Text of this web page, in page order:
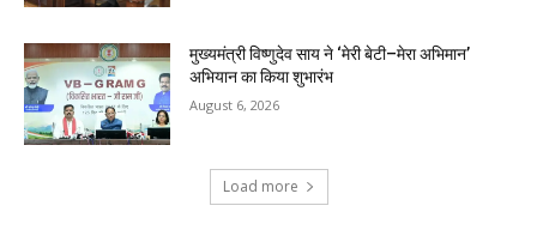
मुख्यमंत्री विष्णुदेव साय ने ‘मेरी बेटी–मेरा अभिमान’
अभियान का किया शुभारंभ
August 6, 2026
Load more